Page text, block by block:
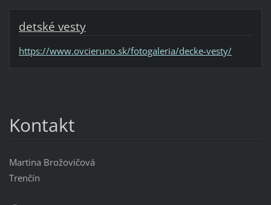
detské vesty
https://www.ovcieruno.sk/fotogaleria/decke-vesty/
Kontakt
Martina Brožovičová
Trenčín